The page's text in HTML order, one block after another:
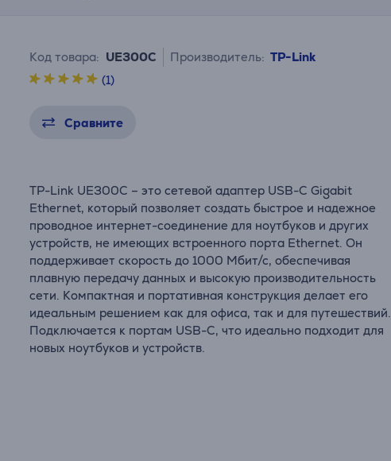
Код товара: UE300C Производитель: TP-Link
(1)
Сравните
TP-Link UE300C – это сетевой адаптер USB-C Gigabit
Ethernet, который позволяет создать быстрое и надежное
проводное интернет-соединение для ноутбуков и других
устройств, не имеющих встроенного порта Ethernet. Он
поддерживает скорость до 1000 Мбит/с, обеспечивая
плавную передачу данных и высокую производительность
сети. Компактная и портативная конструкция делает его
идеальным решением как для офиса, так и для путешествий.
Подключается к портам USB-C, что идеально подходит для
новых ноутбуков и устройств.